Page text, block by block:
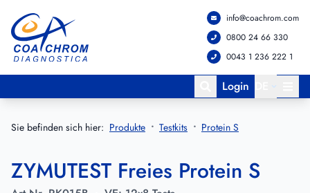
Zum Hauptmenü springen
Zum Hauptinhalt springen
info@coachrom.com
0800 24 66 330
0043 1 236 222 1
Login
Sie befinden sich hier: Produkte Testkits Protein S
ZYMUTEST Freies Protein S